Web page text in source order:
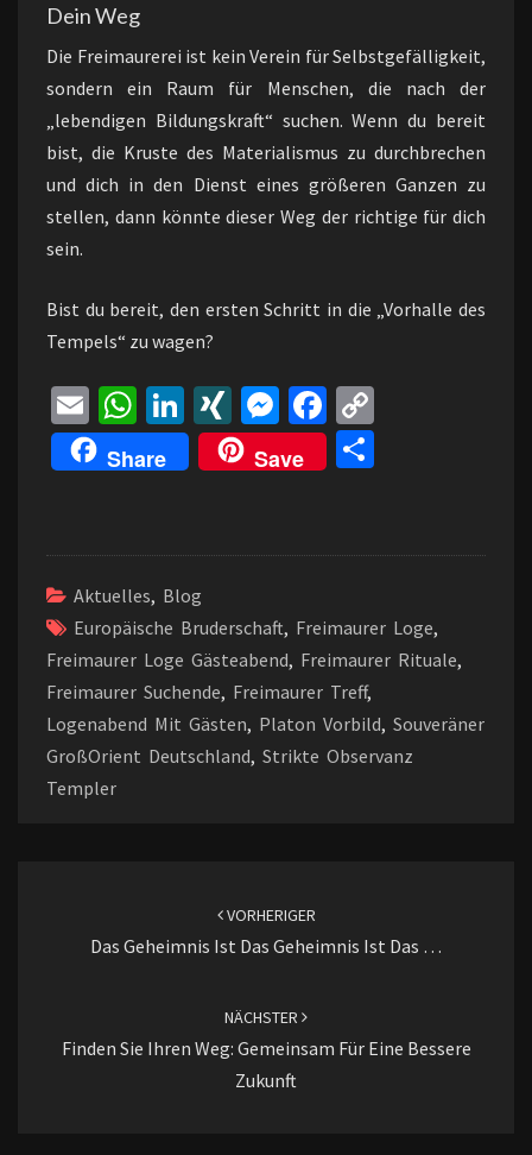
Dein Weg
Die Freimaurerei ist kein Verein für Selbstgefälligkeit,
sondern ein Raum für Menschen, die nach der
„lebendigen Bildungskraft“ suchen. Wenn du bereit
bist, die Kruste des Materialismus zu durchbrechen
und dich in den Dienst eines größeren Ganzen zu
stellen, dann könnte dieser Weg der richtige für dich
sein.
Bist du bereit, den ersten Schritt in die „Vorhalle des
Tempels“ zu wagen?
E
m
ai
W
h
at
p
p
Li
n
ke
n
XI
N
G
M
es
se
ge
Fa
ce
b
o
Li
k
Share Save
n
Aktuelles, Blog
Europäische Bruderschaft, Freimaurer Loge,
Freimaurer Loge Gästeabend, Freimaurer Rituale,
Freimaurer Suchende, Freimaurer Treff,
Logenabend Mit Gästen, Platon Vorbild, Souveräner
GroßOrient Deutschland, Strikte Observanz
Templer
VORHERIGER
Das Geheimnis Ist Das Geheimnis Ist Das …
NÄCHSTER
Finden Sie Ihren Weg: Gemeinsam Für Eine Bessere
Zukunft